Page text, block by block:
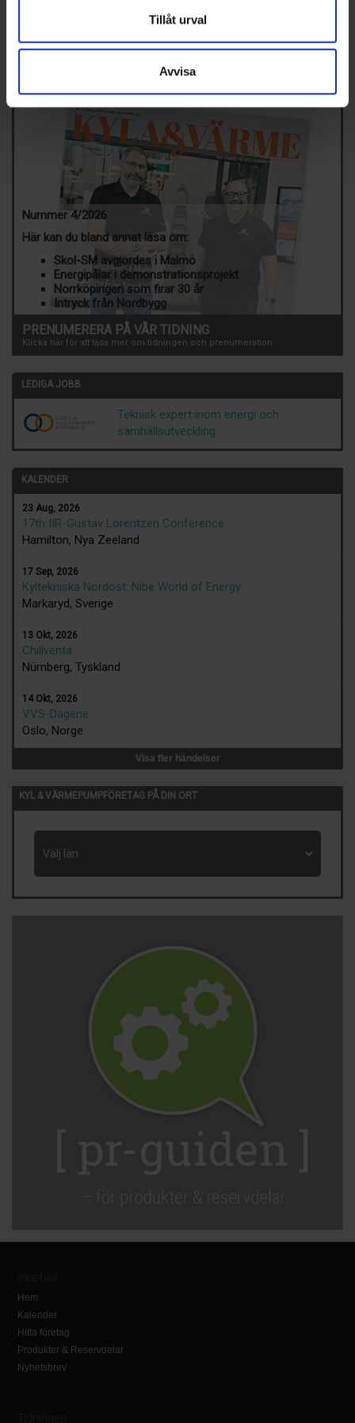
Tillåt urval
Avvisa
MEDIAPLAN
Nummer 4/2026
Här kan du bland annat läsa om:
Skol-SM avgjordes i Malmö
Energipålar i demonstrationsprojekt
Norrköpingen som firar 30 år
Intryck från Nordbygg
PRENUMERERA PÅ VÅR TIDNING
Klicka här för att läsa mer om tidningen och prenumeration
LEDIGA JOBB
Teknisk expert inom energi och
samhällsutveckling
KALENDER
23 Aug, 2026
17th IIR-Gustav Lorentzen Conference
Hamilton, Nya Zeeland
17 Sep, 2026
Kyltekniska Nordost: Nibe World of Energy
Markaryd, Sverige
13 Okt, 2026
Chillventa
Nürnberg, Tyskland
14 Okt, 2026
VVS-Dagene
Oslo, Norge
Visa fler händelser
KYL & VÄRMEPUMPFÖRETAG PÅ DIN ORT
Hem
Kalender
Hitta företag
Produkter & Reservdelar
Nyhetsbrev